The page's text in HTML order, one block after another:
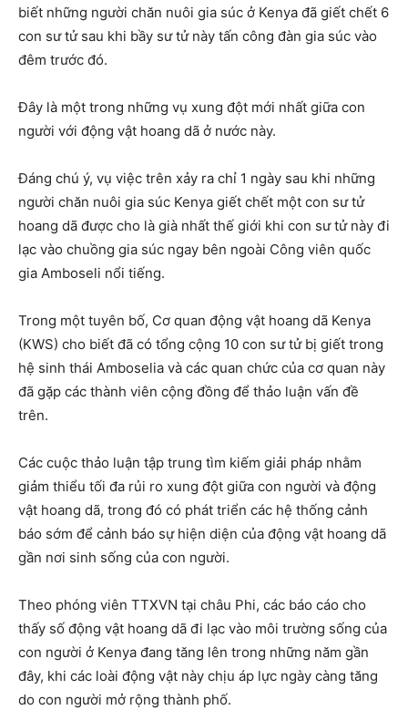
biết những người chăn nuôi gia súc ở Kenya đã giết chết 6
con sư tử sau khi bầy sư tử này tấn công đàn gia súc vào
đêm trước đó.
Đây là một trong những vụ xung đột mới nhất giữa con
người với động vật hoang dã ở nước này.
Đáng chú ý, vụ việc trên xảy ra chỉ 1 ngày sau khi những
người chăn nuôi gia súc Kenya giết chết một con sư tử
hoang dã được cho là già nhất thế giới khi con sư tử này đi
lạc vào chuồng gia súc ngay bên ngoài Công viên quốc
gia Amboseli nổi tiếng.
Trong một tuyên bố, Cơ quan động vật hoang dã Kenya
(KWS) cho biết đã có tổng cộng 10 con sư tử bị giết trong
hệ sinh thái Amboselia và các quan chức của cơ quan này
đã gặp các thành viên cộng đồng để thảo luận vấn đề
trên.
Các cuộc thảo luận tập trung tìm kiếm giải pháp nhằm
giảm thiểu tối đa rủi ro xung đột giữa con người và động
vật hoang dã, trong đó có phát triển các hệ thống cảnh
báo sớm để cảnh báo sự hiện diện của động vật hoang dã
gần nơi sinh sống của con người.
Theo phóng viên TTXVN tại châu Phi, các báo cáo cho
thấy số động vật hoang dã đi lạc vào môi trường sống của
con người ở Kenya đang tăng lên trong những năm gần
đây, khi các loài động vật này chịu áp lực ngày càng tăng
do con người mở rộng thành phố.